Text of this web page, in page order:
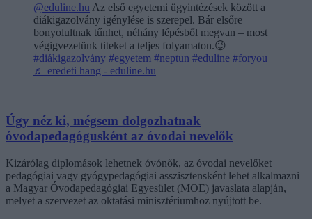
@eduline.hu Az első egyetemi ügyintézések között a
diákigazolvány igénylése is szerepel. Bár elsőre
bonyolultnak tűnhet, néhány lépésből megvan – most
végigvezetünk titeket a teljes folyamaton.😉
#diákigazolvány #egyetem #neptun #eduline #foryou
♬ eredeti hang - eduline.hu
Úgy néz ki, mégsem dolgozhatnak
óvodapedagógusként az óvodai nevelők
Kizárólag diplomások lehetnek óvónők, az óvodai nevelőket
pedagógiai vagy gyógypedagógiai asszisztensként lehet alkalmazni
a Magyar Óvodapedagógiai Egyesület (MOE) javaslata alapján,
melyet a szervezet az oktatási minisztériumhoz nyújtott be.